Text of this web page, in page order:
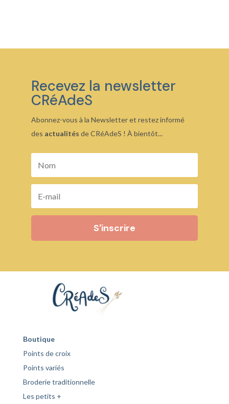
Recevez la newsletter
CRéAdeS
Abonnez-vous à la Newsletter et restez informé
des actualités de CRéAdeS ! À bientôt...
S'inscrire
Boutique
Points de croix
Points variés
Broderie traditionnelle
Les petits +